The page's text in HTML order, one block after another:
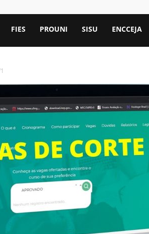
FIES PROUNI SISU ENCCEJA